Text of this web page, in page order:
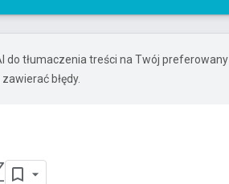
do tłumaczenia treści na Twój preferowany
błędy.